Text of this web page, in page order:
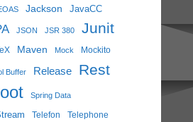
Jackson JavaCC
JSON JSR 380 Junit
Maven Mock Mockito
Buffer Release Rest
Spring Data
Telefon Telephone